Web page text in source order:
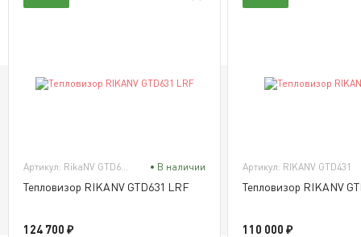
Артикул: RikaNV GTD631 LRF В наличии
Тепловизор RIKANV GTD631 LRF
124 700 ₽
Артикул: RIKANV GTD431
Тепловизор RIKANV
110 000 ₽